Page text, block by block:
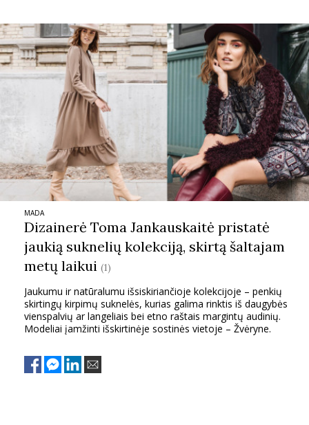
KINAS
TEATRAS
SPORTAS
FOTOGRAFIJA
MENAS
ĮDOMYBĖS
ISTORIJA
MADA
Dizainerė Toma Jankauskaitė pristatė
jaukią suknelių kolekciją, skirtą šaltajam
metų laikui (1)
Jaukumu ir natūralumu išsiskiriančioje kolekcijoje – penkių
skirtingų kirpimų suknelės, kurias galima rinktis iš daugybės
vienspalvių ar langeliais bei etno raštais margintų audinių.
Modeliai įamžinti išskirtinėje sostinės vietoje – Žvėryne.